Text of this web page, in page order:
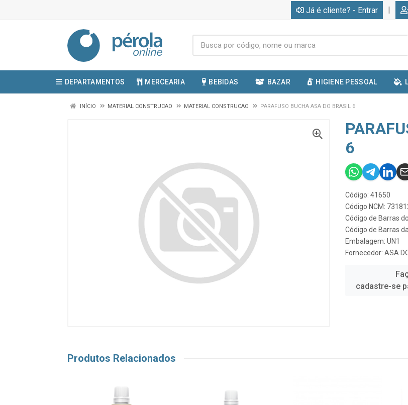
Já é cliente? - Entrar |
DEPARTAMENTOS MERCEARIA BEBIDAS BAZAR HIGIENE PESSOAL
INÍCIO MATERIAL CONSTRUCAO MATERIAL CONSTRUCAO PARAFUSO BUCHA ASA DO BRASIL 6
6
Código: 41650
Código NCM:
Código de Barras
Código de Barras
Embalagem: UN1
Fornecedor: ASA
cadastre-se
Produtos Relacionados